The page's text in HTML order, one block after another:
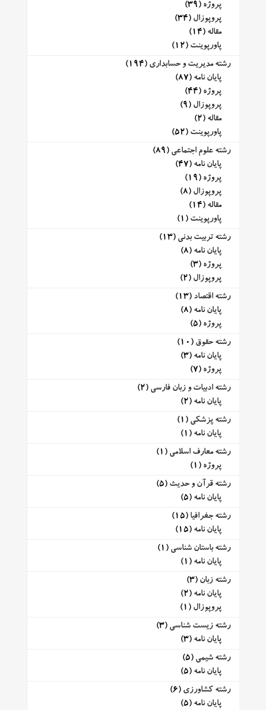
پروژه (39)
پروپوزال (34)
مقاله (14)
پاورپوینت (12)
رشته مدیریت و حسابداری (194)
پایان نامه (87)
پروژه (44)
پروپوزال (9)
مقاله (2)
پاورپوینت (52)
رشته علوم اجتماعی (89)
پایان نامه (47)
پروژه (19)
پروپوزال (8)
مقاله (14)
پاورپوینت (1)
رشته تربیت بدنی (13)
پایان نامه (8)
پروژه (3)
پروپوزال (2)
رشته اقتصاد (13)
پایان نامه (8)
پروژه (5)
رشته حقوق (10)
پایان نامه (3)
پروژه (7)
رشته ادبیات و زبان فارسی (2)
پایان نامه (2)
رشته پزشکی (1)
پایان نامه (1)
رشته معارف اسلامی (1)
پروژه (1)
رشته قرآن و حدیث (5)
پایان نامه (5)
رشته جغرافیا (15)
پایان نامه (15)
رشته باستان شناسی (1)
پایان نامه (1)
رشته زبان (3)
پایان نامه (2)
پروپوزال (1)
رشته زیست شناسی (3)
پایان نامه (3)
رشته شیمی (5)
پایان نامه (5)
رشته کشاورزی (6)
پایان نامه (5)